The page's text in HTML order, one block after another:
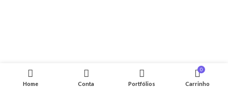
Home Conta Portfólios
0
Carrinho